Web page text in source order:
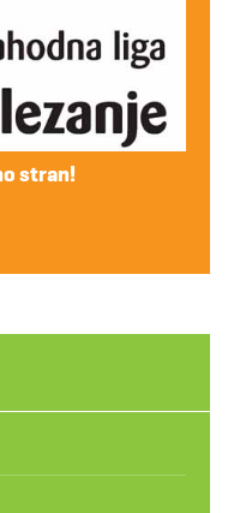
stran!